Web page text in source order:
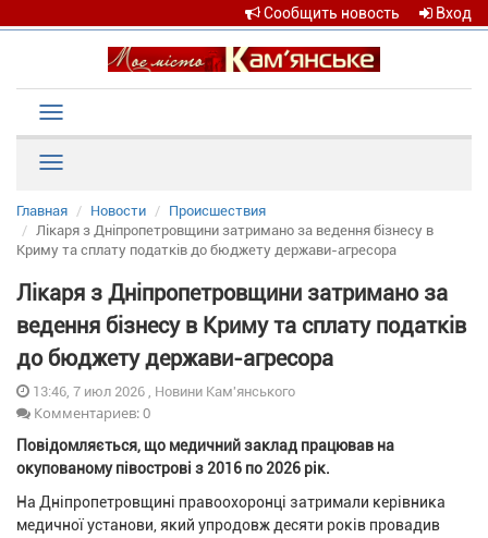
Сообщить новость Вход
navigation
Главная Новости
Происшествия
Лікаря з Дніпропетровщини затримано за ведення бізнесу в
Криму та сплату податків до бюджету держави-агресора
Лікаря з Дніпропетровщини затримано за
ведення бізнесу в Криму та сплату податків
до бюджету держави-агресора
13:46, 7 июл 2026 , Новини Кам'янського
Комментариев: 0
Повідомляється, що медичний заклад працював на
окупованому півострові з 2016 по 2026 рік.
На Дніпропетровщині правоохоронці затримали керівника
медичної установи, який упродовж десяти років провадив